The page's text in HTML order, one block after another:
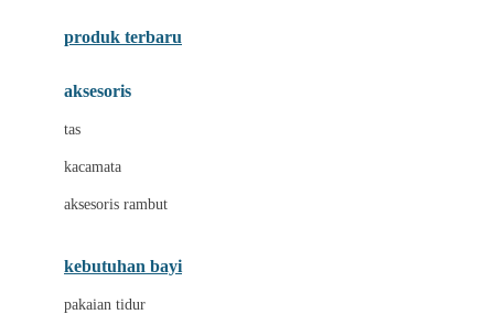
Baabaasheepz
Baby Dove
Baby Jogger
produk terbaru
aksesoris
tas
kacamata
aksesoris rambut
kebutuhan bayi
pakaian tidur